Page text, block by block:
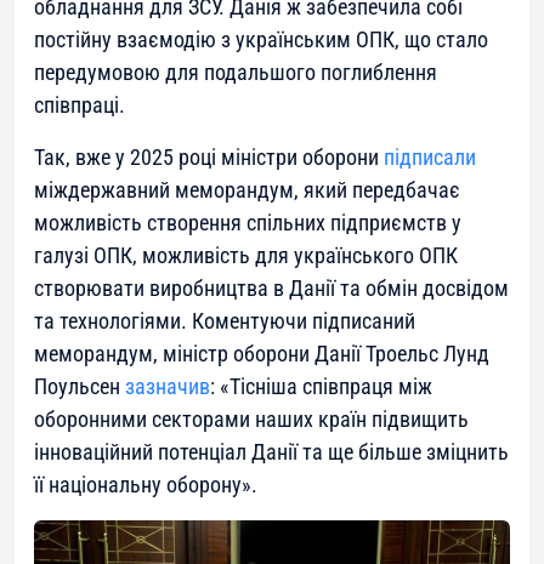
обладнання для ЗСУ. Данія ж забезпечила собі
постійну взаємодію з українським ОПК, що стало
передумовою для подальшого поглиблення
співпраці.
Так, вже у 2025 році міністри оборони підписали
міждержавний меморандум, який передбачає
можливість створення спільних підприємств у
галузі ОПК, можливість для українського ОПК
створювати виробництва в Данії та обмін досвідом
та технологіями. Коментуючи підписаний
меморандум, міністр оборони Данії Троельс Лунд
Поульсен зазначив: «Тісніша співпраця між
оборонними секторами наших країн підвищить
інноваційний потенціал Данії та ще більше зміцнить
її національну оборону».